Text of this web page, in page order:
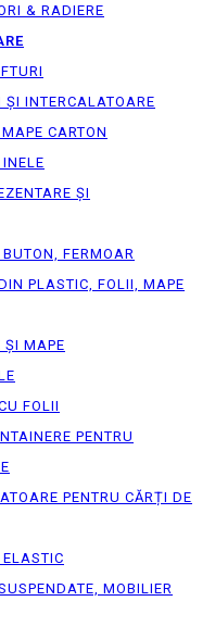
& RADIERE
ȘI INTERCALATOARE
CARTON
ȘI
FERMOAR
PLASTIC, FOLII, MAPE
ȘI MAPE
FOLII
PENTRU
PENTRU CĂRȚI DE
MOBILIER